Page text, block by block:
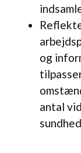
og
antal